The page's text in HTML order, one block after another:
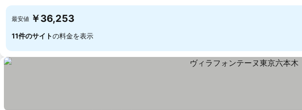
最安値 ￥36,253
11件のサイトの料金を表示